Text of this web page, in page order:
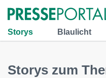
Storys Blaulicht
Storys zum